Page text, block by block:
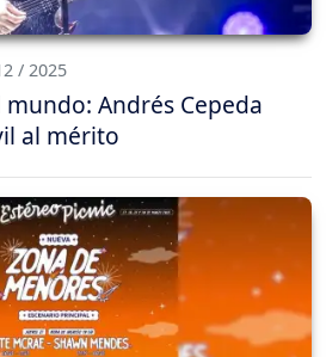
/ 2025
Andrés Cepeda
al mérito